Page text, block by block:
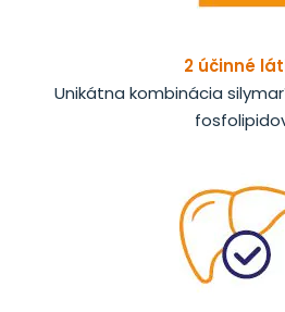
2 účinné
Unikátna kombinácia